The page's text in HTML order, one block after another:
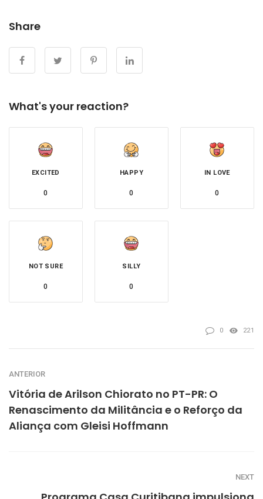
Share
What's your reaction?
EXCITED
0
HAPPY
0
IN LOVE
0
NOT SURE
0
SILLY
0
0 221
ANTERIOR
Vitória de Arilson Chiorato no PT-PR: O
Renascimento da Militância e o Reforço da
Aliança com Gleisi Hoffmann
NEXT